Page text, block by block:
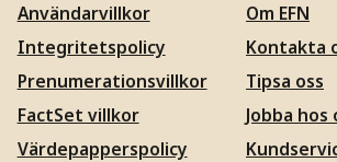
Användarvillkor
Integritetspolicy
Prenumerationsvillkor
FactSet villkor
Värdepapperspolicy
Om EFN
Kontakta
Tipsa oss
Jobba hos